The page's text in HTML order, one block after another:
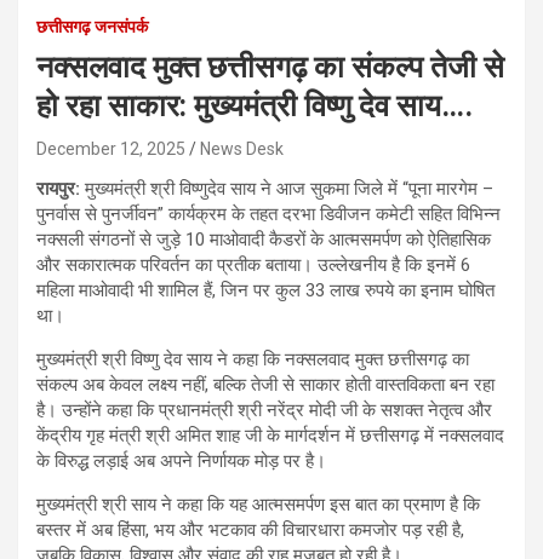
छत्तीसगढ़ जनसंपर्क
नक्सलवाद मुक्त छत्तीसगढ़ का संकल्प तेजी से
हो रहा साकार: मुख्यमंत्री विष्णु देव साय….
December 12, 2025 News Desk
रायपुर:मुख्यमंत्री श्री विष्णुदेव साय ने आज सुकमा जिले में “पूना मारगेम –
पुनर्वास से पुनर्जीवन” कार्यक्रम के तहत दरभा डिवीजन कमेटी सहित विभिन्न
नक्सली संगठनों से जुड़े 10 माओवादी कैडरों के आत्मसमर्पण को ऐतिहासिक
और सकारात्मक परिवर्तन का प्रतीक बताया। उल्लेखनीय है कि इनमें 6
महिला माओवादी भी शामिल हैं, जिन पर कुल 33 लाख रुपये का इनाम घोषित
था।
मुख्यमंत्री श्री विष्णु देव साय ने कहा कि नक्सलवाद मुक्त छत्तीसगढ़ का
संकल्प अब केवल लक्ष्य नहीं, बल्कि तेजी से साकार होती वास्तविकता बन रहा
है। उन्होंने कहा कि प्रधानमंत्री श्री नरेंद्र मोदी जी के सशक्त नेतृत्व और
केंद्रीय गृह मंत्री श्री अमित शाह जी के मार्गदर्शन में छत्तीसगढ़ में नक्सलवाद
के विरुद्ध लड़ाई अब अपने निर्णायक मोड़ पर है।
मुख्यमंत्री श्री साय ने कहा कि यह आत्मसमर्पण इस बात का प्रमाण है कि
बस्तर में अब हिंसा, भय और भटकाव की विचारधारा कमजोर पड़ रही है,